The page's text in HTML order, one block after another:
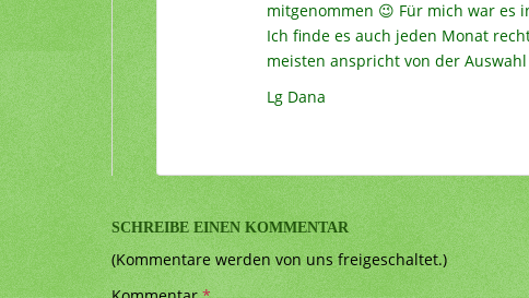
mitgenommen 😉 Für mich war es
Ich finde es auch jeden Monat
meisten anspricht von der
Lg Dana
SCHREIBE EINEN KOMMENTAR
(Kommentare werden von uns freigeschaltet.)